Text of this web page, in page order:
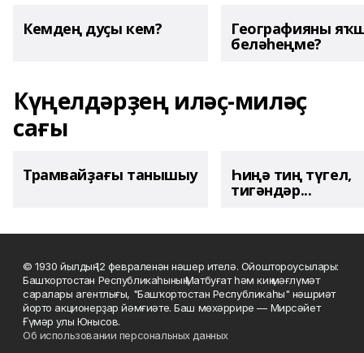
Кемдең дуҫы кем? Географияны
беләһеңме?
Күңелдәрҙең иләҫ-миләҫ
сағы
Трамвайҙағы танышыу Һиңә тиң түгел,
тигәндәр...
© 1930 йылдың 12 февраленән нәшер ителә. Ойоштороусылары:
Башҡортостан Республикаһының Матбуғат һәм киң мәғлүмәт
саралары агентлығы, "Башҡортостан Республикаһы" нәшриәт
йорто акционерҙар йәмғиәте. Баш мөхәррире — Мирсәйет
Ғүмәр улы Юнысов.
Об использовании персональных данных